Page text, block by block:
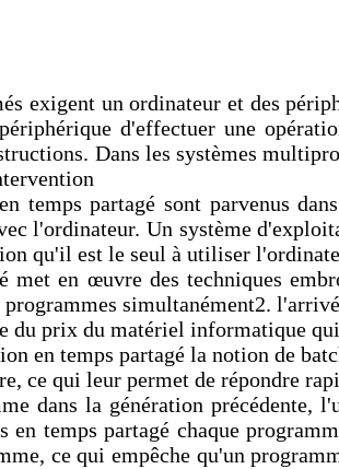
exigent un ordinateur et des
d'effectuer une
Dans les systèmes
temps partagé sont parvenus
l'ordinateur. Un système
qu'il est le seul à utiliser
met en œuvre des techniques
simultanément2.
du prix du matériel informatique
en temps partagé la notion de
ce qui leur permet de répondre
dans la génération précédente,
en temps partagé chaque
ce qui empêche qu'un